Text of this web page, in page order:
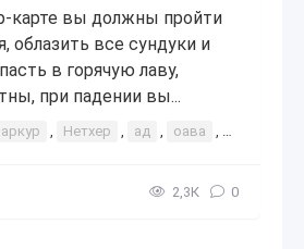
карте вы должны пройти
облазить все сундуки и
в горячую лаву,
при падении вы...
, Нетхер , ад , оава ,
2,3К 0